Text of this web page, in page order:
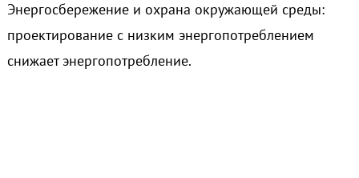
Энергосбережение и охрана окружающей среды:
проектирование с низким энергопотреблением
снижает энергопотребление.